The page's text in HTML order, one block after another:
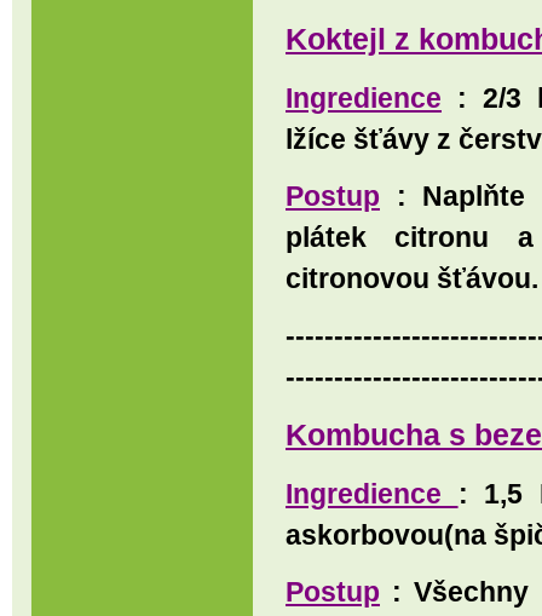
Koktejl z
Ingredience : 2/3
lžíce šťávy z
Postup : Naplňte
plátek citronu
citronovou šťávou.
Kombucha s
Ingredience : 1,5
askorbovou(na
Postup : Všechny